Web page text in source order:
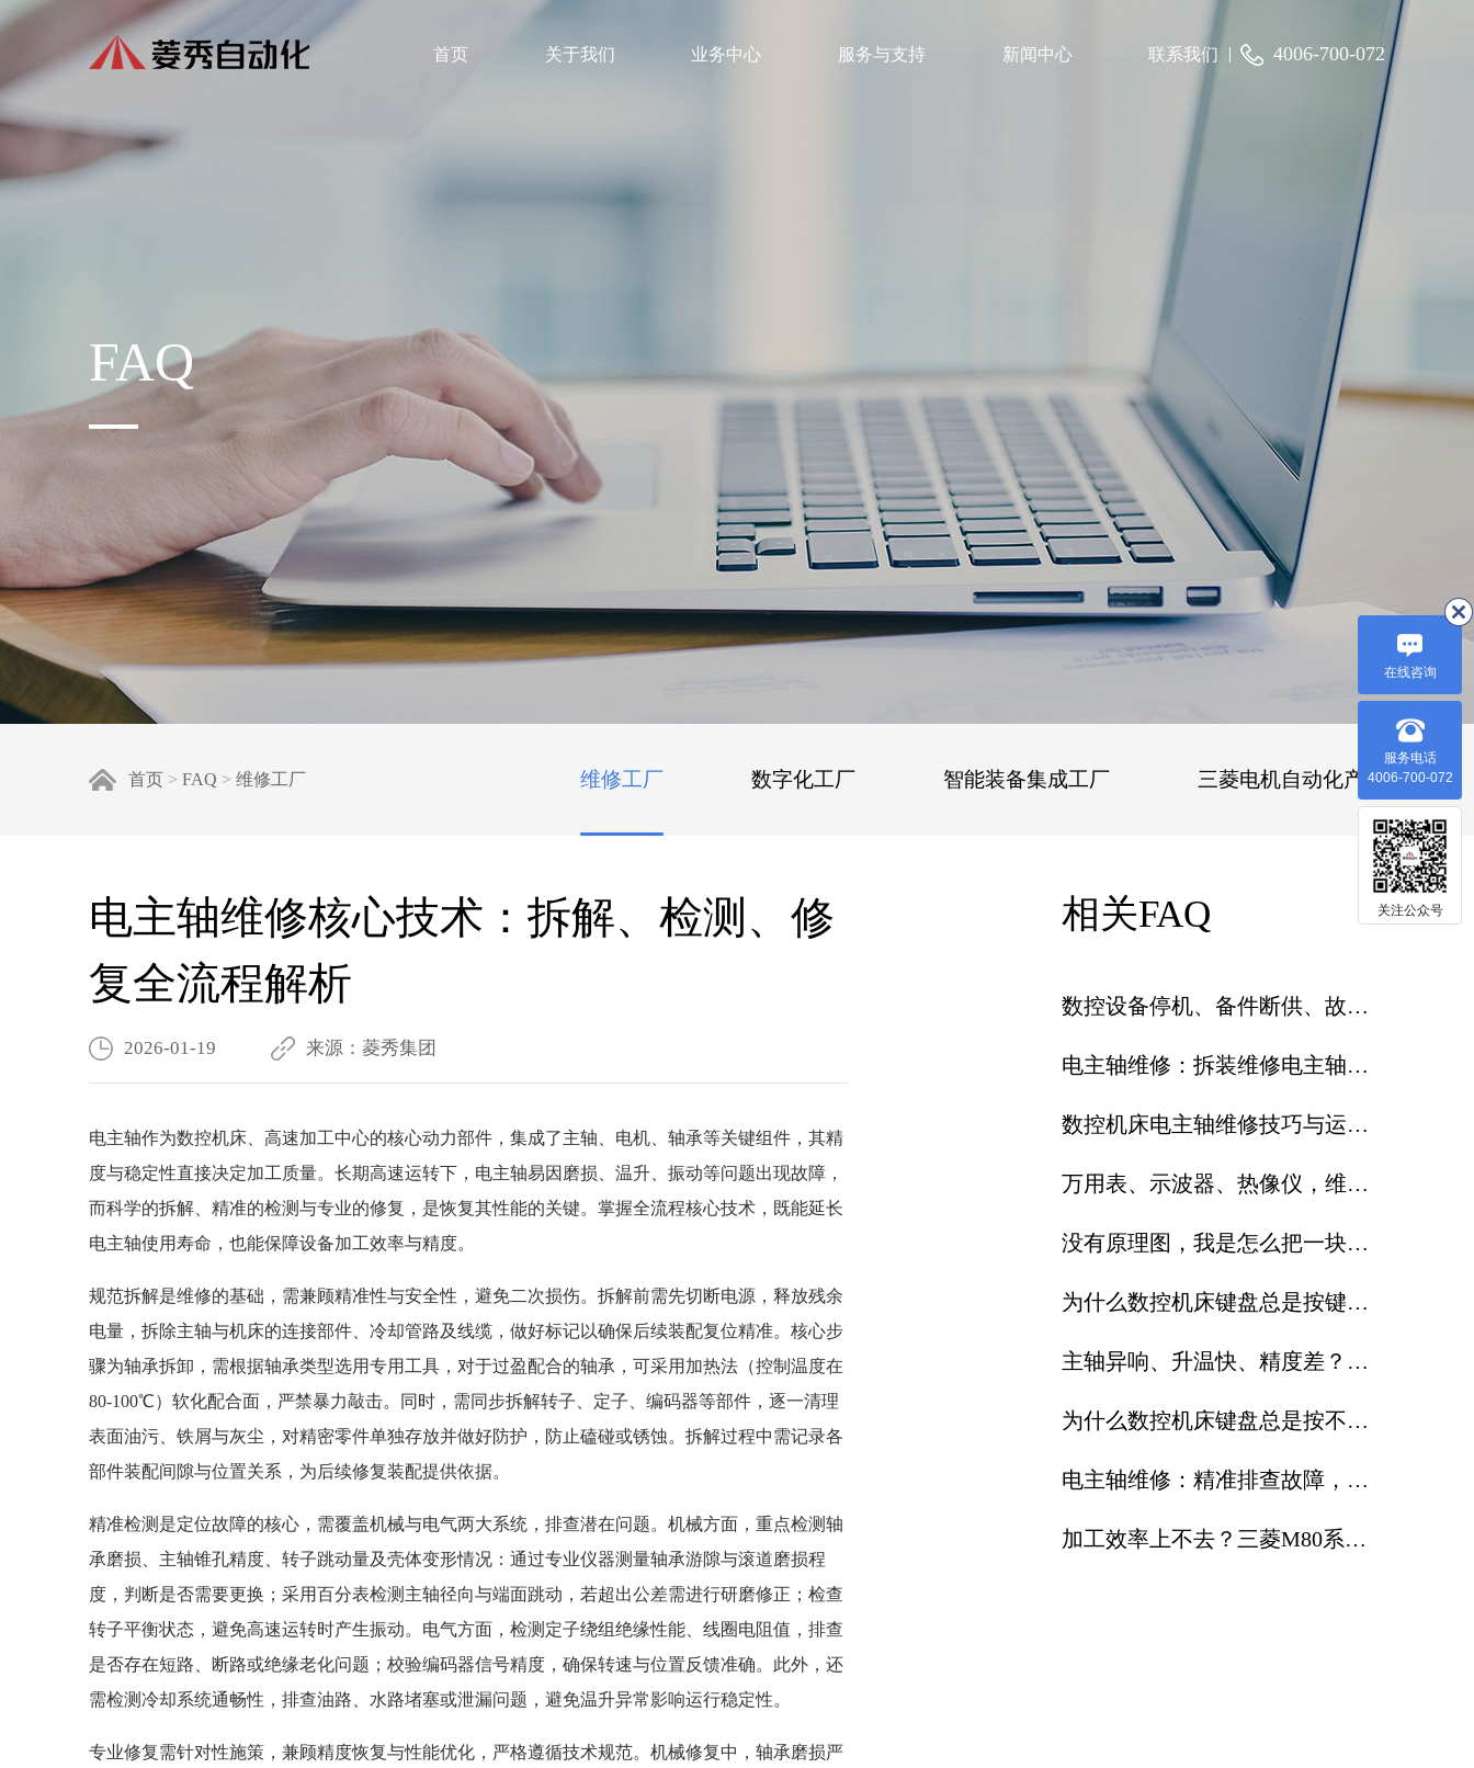
首页 关于我们 业务中心 服务与支持 新闻中心 联系我们 4006-700-072
FAQ
首页> FAQ > 维修工厂 维修工厂 数字化工厂 智能装备集成工厂 三菱电机自动化产品
电主轴维修核心技术：拆解、检测、修
复全流程解析
2026-01-19 来源：菱秀集团
电主轴作为数控机床、高速加工中心的核心动力部件，集成了主轴、电机、轴承等关键组件，其精
度与稳定性直接决定加工质量。长期高速运转下，电主轴易因磨损、温升、振动等问题出现故障，
而科学的拆解、精准的检测与专业的修复，是恢复其性能的关键。掌握全流程核心技术，既能延长
电主轴使用寿命，也能保障设备加工效率与精度。
规范拆解是维修的基础，需兼顾精准性与安全性，避免二次损伤。拆解前需先切断电源，释放残余
电量，拆除主轴与机床的连接部件、冷却管路及线缆，做好标记以确保后续装配复位精准。核心步
骤为轴承拆卸，需根据轴承类型选用专用工具，对于过盈配合的轴承，可采用加热法（控制温度在
80-100℃）软化配合面，严禁暴力敲击。同时，需同步拆解转子、定子、编码器等部件，逐一清理
表面油污、铁屑与灰尘，对精密零件单独存放并做好防护，防止磕碰或锈蚀。拆解过程中需记录各
部件装配间隙与位置关系，为后续修复装配提供依据。
精准检测是定位故障的核心，需覆盖机械与电气两大系统，排查潜在问题。机械方面，重点检测轴
承磨损、主轴锥孔精度、转子跳动量及壳体变形情况：通过专业仪器测量轴承游隙与滚道磨损程
度，判断是否需要更换；采用百分表检测主轴径向与端面跳动，若超出公差需进行研磨修正；检查
转子平衡状态，避免高速运转时产生振动。电气方面，检测定子绕组绝缘性能、线圈电阻值，排查
是否存在短路、断路或绝缘老化问题；校验编码器信号精度，确保转速与位置反馈准确。此外，还
需检测冷却系统通畅性，排查油路、水路堵塞或泄漏问题，避免温升异常影响运行稳定性。
专业修复需针对性施策，兼顾精度恢复与性能优化，严格遵循技术规范。机械修复中，轴承磨损严
相关FAQ
数控设备停机、备件断供、故障
反复修?这篇讲透了怎么破
电主轴维修：拆装维修电主轴时
，哪些操作易造成主轴永久损伤
数控机床电主轴维修技巧与运维
注意事项
万用表、示波器、热像仪，维修
工程师到底该怎么配合使用？
没有原理图，我是怎么把一块数
控电路板修好的
为什么数控机床键盘总是按键不
灵？
主轴异响、升温快、精度差？专
业电主轴维修解决方案分享
为什么数控机床键盘总是按不灵
？
电主轴维修：精准排查故障，标
准化维修延长电主轴使用寿命
加工效率上不去？三菱M80系统
在线咨询
服务电话
4006-700-072
关注公众号